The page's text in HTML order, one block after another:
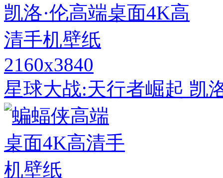
2160x3840
星球大战:天行者崛起 凯